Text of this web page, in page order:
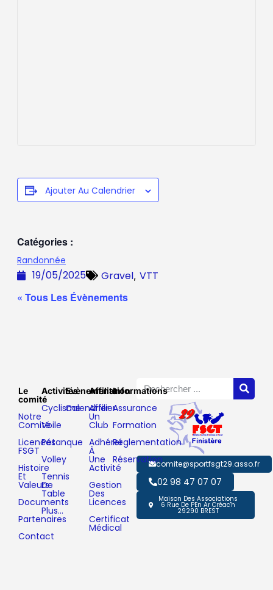
Ajouter Au Calendrier
Catégories :
Randonnée
19/05/2025 Gravel, VTT
« Tous Les Évènements
comite@sportfsgt29.asso.fr
02 98 47 07 07
Maison Des Associations
6 Rue De PEn Ar Créac'h
29290 BREST
Le
comité
Notre
Comité
Licences
FSGT
Histoire
Et
Valeurs
Documents
Partenaires
Contact
Activités
Cyclisme
Voile
Pétanque
Volley
Tennis
De
Table
Plus…
Evènements
Calendrier
Affiliation
Affilier
Un
Club
Adhérer
À
Une
Activité
Gestion
Des
Licences
Certificat
Médical
Informations
Assurance
Formation
Réglementation
Réservation